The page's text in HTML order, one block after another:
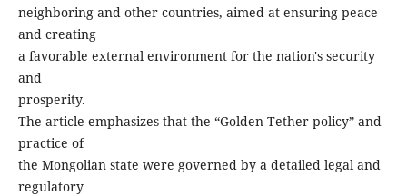
neighboring and other countries, aimed at ensuring peace
and creating
a favorable external environment for the nation's security
and
prosperity.
The article emphasizes that the “Golden Tether policy” and
practice of
the Mongolian state were governed by a detailed legal and
regulatory